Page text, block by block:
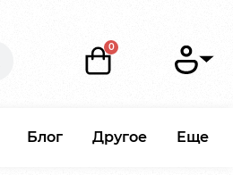
Блог Другое Еще